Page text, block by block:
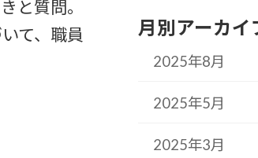
と質問。
て、職員
月別アーカイ
2025年8月
2025年5月
2025年3月